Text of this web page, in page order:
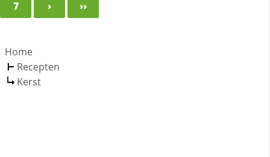
7 › ››
Home
Recepten
Kerst